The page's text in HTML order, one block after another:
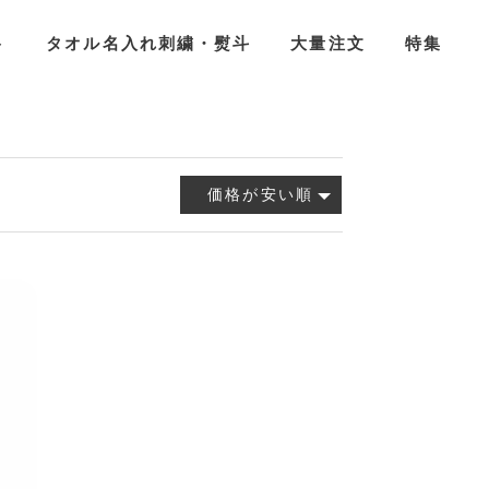
タオル名入れ刺繍・熨斗 大量注文 特集
価格が安い順